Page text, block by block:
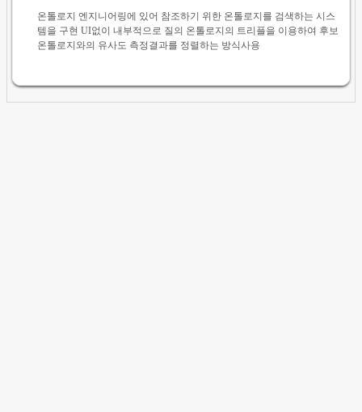
온톨로지 엔지니어링에 있어 참조하기 위한 온톨로지를 검색하는 시스
템을 구현 UI없이 내부적으로 질의 온톨로지의 트리플을 이용하여 후보
온톨로지와의 유사도 측정결과를 정렬하는 방식사용